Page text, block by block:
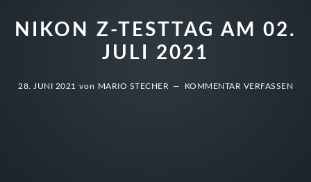
NIKON Z-TESTTAG AM 02.
JULI 2021
28. JUNI 2021 von MARIO STECHER KOMMENTAR VERFASSEN